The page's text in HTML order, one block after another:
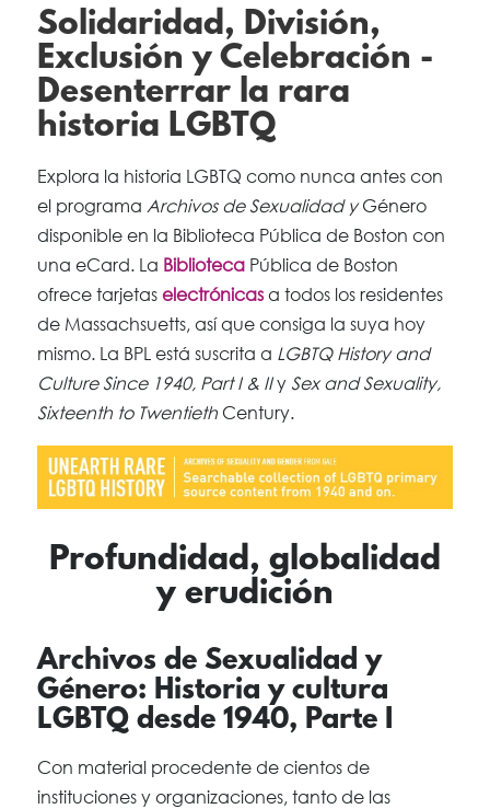
Solidaridad, División,
Exclusión y Celebración -
Desenterrar la rara
historia LGBTQ
Explora la historia LGBTQ como nunca antes con
el programa Archivos de Sexualidad yGénero
disponible en la Biblioteca Pública de Boston con
una eCard. La Biblioteca Pública de Boston
ofrece tarjetas electrónicasa todos los residentes
de Massachsuetts, así que consiga la suya hoy
mismo. La BPL está suscrita a LGBTQ History and
Culture Since 1940, Part I & IIy Sex and Sexuality,
Sixteenth to TwentiethCentury.
Profundidad, globalidad
y erudición
Archivos de Sexualidad y
Género: Historia y cultura
LGBTQ desde 1940, Parte I
Con material procedente de cientos de
instituciones y organizaciones, tanto de las